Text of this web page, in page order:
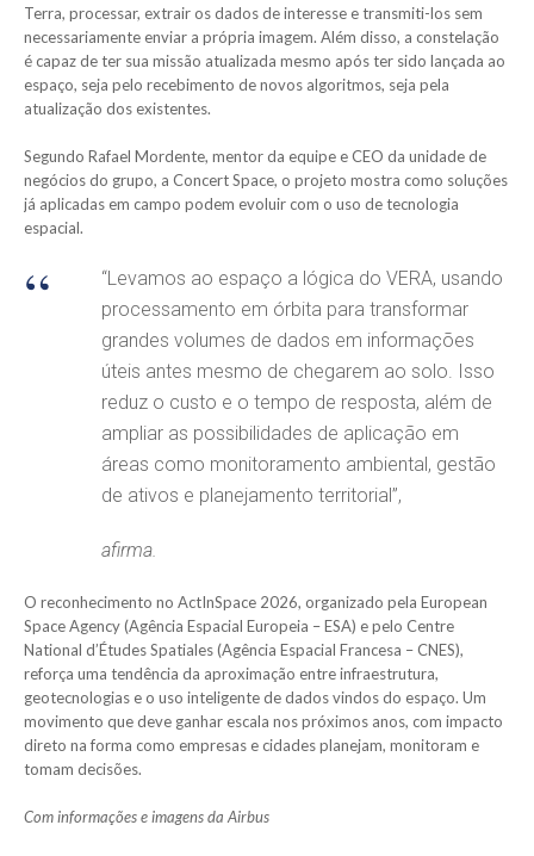
Terra, processar, extrair os dados de interesse e transmiti-los sem
necessariamente enviar a própria imagem. Além disso, a constelação
é capaz de ter sua missão atualizada mesmo após ter sido lançada ao
espaço, seja pelo recebimento de novos algoritmos, seja pela
atualização dos existentes.
Segundo Rafael Mordente, mentor da equipe e CEO da unidade de
negócios do grupo, a Concert Space, o projeto mostra como soluções
já aplicadas em campo podem evoluir com o uso de tecnologia
espacial.
“Levamos ao espaço a lógica do VERA, usando
processamento em órbita para transformar
grandes volumes de dados em informações
úteis antes mesmo de chegarem ao solo. Isso
reduz o custo e o tempo de resposta, além de
ampliar as possibilidades de aplicação em
áreas como monitoramento ambiental, gestão
de ativos e planejamento territorial”,
afirma.
O reconhecimento no ActInSpace 2026, organizado pela European
Space Agency (Agência Espacial Europeia – ESA) e pelo Centre
National d’Études Spatiales (Agência Espacial Francesa – CNES),
reforça uma tendência da aproximação entre infraestrutura,
geotecnologias e o uso inteligente de dados vindos do espaço. Um
movimento que deve ganhar escala nos próximos anos, com impacto
direto na forma como empresas e cidades planejam, monitoram e
tomam decisões.
Com informações e imagens da Airbus